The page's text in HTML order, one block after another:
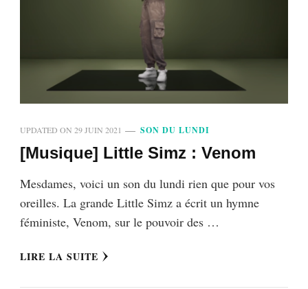
UPDATED ON 29 JUIN 2021 SON DU LUNDI
[Musique] Little Simz : Venom
Mesdames, voici un son du lundi rien que pour vos
oreilles. La grande Little Simz a écrit un hymne
féministe, Venom, sur le pouvoir des …
LIRE LA SUITE